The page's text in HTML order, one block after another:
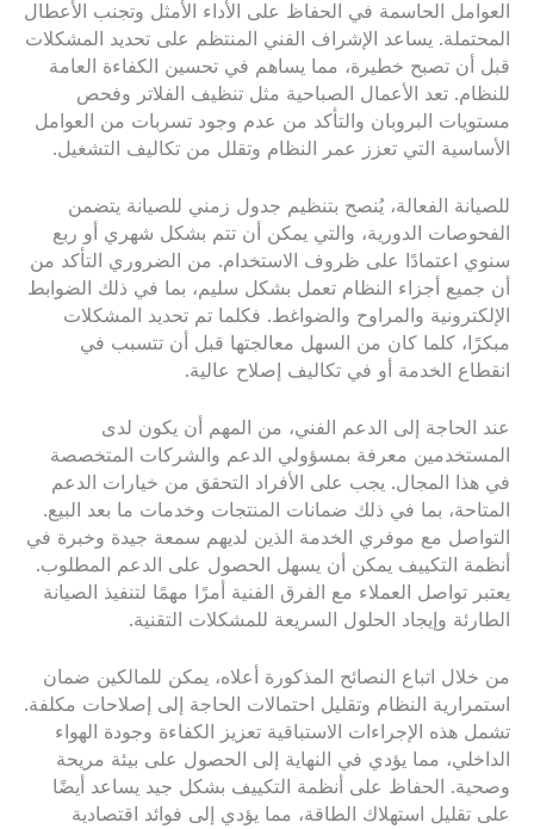
العوامل الحاسمة في الحفاظ على الأداء الأمثل وتجنب الأعطال
المحتملة. يساعد الإشراف الفني المنتظم على تحديد المشكلات
قبل أن تصبح خطيرة، مما يساهم في تحسين الكفاءة العامة
للنظام. تعد الأعمال الصباحية مثل تنظيف الفلاتر وفحص
مستويات البروبان والتأكد من عدم وجود تسربات من العوامل
الأساسية التي تعزز عمر النظام وتقلل من تكاليف التشغيل.
للصيانة الفعالة، يُنصح بتنظيم جدول زمني للصيانة يتضمن
الفحوصات الدورية، والتي يمكن أن تتم بشكل شهري أو ربع
سنوي اعتمادًا على ظروف الاستخدام. من الضروري التأكد من
أن جميع أجزاء النظام تعمل بشكل سليم، بما في ذلك الضوابط
الإلكترونية والمراوح والضواغط. فكلما تم تحديد المشكلات
مبكرًا، كلما كان من السهل معالجتها قبل أن تتسبب في
انقطاع الخدمة أو في تكاليف إصلاح عالية.
عند الحاجة إلى الدعم الفني، من المهم أن يكون لدى
المستخدمين معرفة بمسؤولي الدعم والشركات المتخصصة
في هذا المجال. يجب على الأفراد التحقق من خيارات الدعم
المتاحة، بما في ذلك ضمانات المنتجات وخدمات ما بعد البيع.
التواصل مع موفري الخدمة الذين لديهم سمعة جيدة وخبرة في
أنظمة التكييف يمكن أن يسهل الحصول على الدعم المطلوب.
يعتبر تواصل العملاء مع الفرق الفنية أمرًا مهمًا لتنفيذ الصيانة
الطارئة وإيجاد الحلول السريعة للمشكلات التقنية.
من خلال اتباع النصائح المذكورة أعلاه، يمكن للمالكين ضمان
استمرارية النظام وتقليل احتمالات الحاجة إلى إصلاحات مكلفة.
تشمل هذه الإجراءات الاستباقية تعزيز الكفاءة وجودة الهواء
الداخلي، مما يؤدي في النهاية إلى الحصول على بيئة مريحة
وصحية. الحفاظ على أنظمة التكييف بشكل جيد يساعد أيضًا
على تقليل استهلاك الطاقة، مما يؤدي إلى فوائد اقتصادية